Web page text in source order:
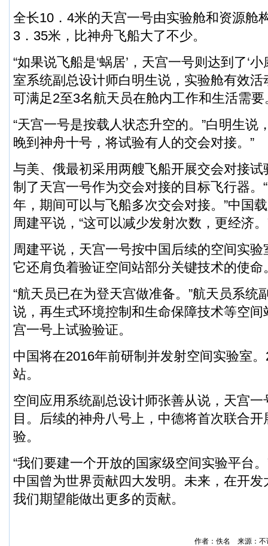
全长10．4米的天宫一号由实验舱和资源舱
3．35米，比神舟飞船大了不少。
“如果说飞船是‘蜗居’，天宫一号则达到了‘
室系统副总设计师白明生说，实验舱有效
可满足2至3名航天员在舱内工作和生活需要
“天宫一号是按载人状态升空的。”白明生说
晚到神舟十号，将试验有人的交会对接。”
与美、俄最初采用两艘飞船开展交会对接
制了天宫一号作为交会对接的目标飞行器。
年，期间可以与飞船多次交会对接。”中国
周建平说，“这可以减少发射次数，更经济。
周建平说，天宫一号按中国后续的空间实
它还肩负着验证空间站部分关键技术的使命
“航天员已在为登天宫做准备。”航天员系统
说，再生式环境控制和生命保障技术等空
宫一号上试验验证。
中国将在2016年前研制并发射空间实验室
站。
空间应用系统副总设计师张善从说，天宫
目。后续的神舟八号上，中德将首次联合
验。
“我们要建一个开放的国家级空间实验平台
中国曾为世界贡献四大发明。未来，在开
我们期望能做出更多的贡献。
作者：佚名 来源：